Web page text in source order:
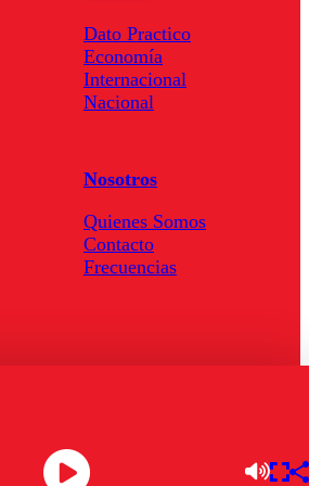
Dato Practico
Economía
Internacional
Nacional
Nosotros
Quienes Somos
Contacto
Frecuencias